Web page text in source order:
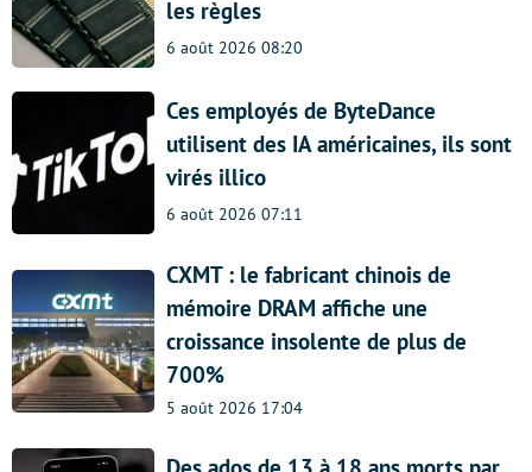
les règles
6 août 2026 08:20
Ces employés de ByteDance
utilisent des IA américaines, ils sont
virés illico
6 août 2026 07:11
CXMT : le fabricant chinois de
mémoire DRAM affiche une
croissance insolente de plus de
700%
5 août 2026 17:04